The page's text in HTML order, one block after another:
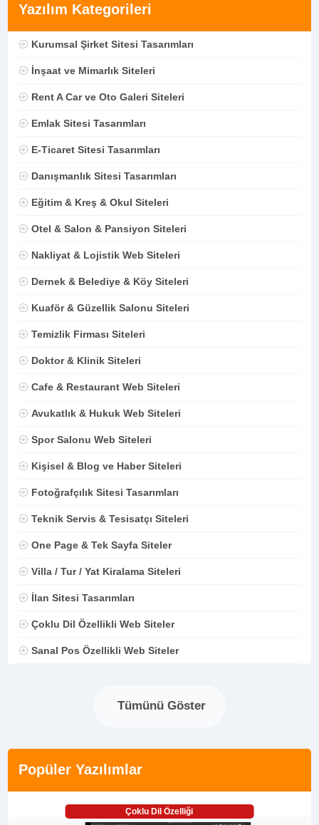
Yazılım Kategorileri
Kurumsal Şirket Sitesi Tasarımları
İnşaat ve Mimarlık Siteleri
Rent A Car ve Oto Galeri Siteleri
Emlak Sitesi Tasarımları
E-Ticaret Sitesi Tasarımları
Danışmanlık Sitesi Tasarımları
Eğitim & Kreş & Okul Siteleri
Otel & Salon & Pansiyon Siteleri
Nakliyat & Lojistik Web Siteleri
Dernek & Belediye & Köy Siteleri
Kuaför & Güzellik Salonu Siteleri
Temizlik Firması Siteleri
Doktor & Klinik Siteleri
Cafe & Restaurant Web Siteleri
Avukatlık & Hukuk Web Siteleri
Spor Salonu Web Siteleri
Kişisel & Blog ve Haber Siteleri
Fotoğrafçılık Sitesi Tasarımları
Teknik Servis & Tesisatçı Siteleri
One Page & Tek Sayfa Siteler
Villa / Tur / Yat Kiralama Siteleri
İlan Sitesi Tasarımları
Çoklu Dil Özellikli Web Siteler
Sanal Pos Özellikli Web Siteler
Tümünü Göster
Popüler Yazılımlar
Çoklu Dil Özelliği